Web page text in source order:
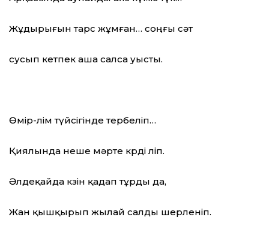
Жұдырығын тарс жұмған… соңғы сәт
сусып кетпек аша салса уысты.
Өмір-өлім түйсігінде тербеліп…
Қиялында неше мәрте көрді өліп.
Әлдеқайда көзін қадап тұрды да,
Жан қышқырып жылай салды шерленіп.